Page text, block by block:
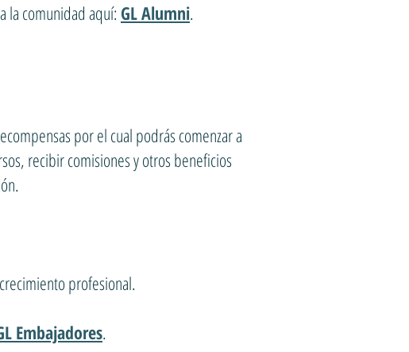
la comunidad aquí: GL Alumni.
por el cual podrás comenzar a
recibir comisiones y otros beneficios
profesional.
Embajadores.